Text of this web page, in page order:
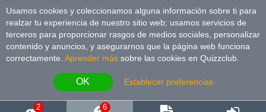
Usamos cookies y coleccionamos alguna información sobre ti para
realzar tu experiencia de nuestro sitio web; usamos servicios de
terceros para proporcionar rasgos de medios sociales, personalizar
contenido y anuncios, y asegurarnos que la página web funciona
correctamente. Aprender más sobre las cookies en Quizzclub.
OK Establecer preferencias
2 6